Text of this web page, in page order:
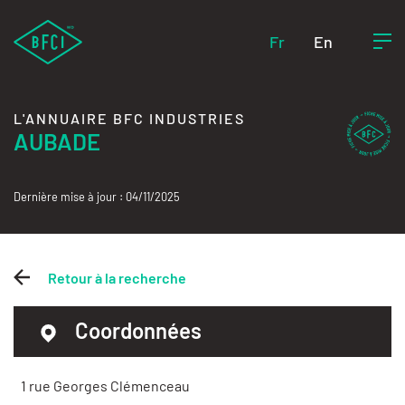
Fr En
L'ANNUAIRE BFC INDUSTRIES
AUBADE
Dernière mise à jour : 04/11/2025
Retour à la recherche
Coordonnées
1 rue Georges Clémenceau